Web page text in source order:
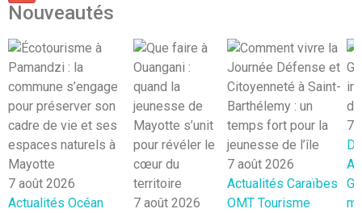
Nouveautés
7 août 2026
Actualités Océan
7 août 2026
7 août 2026
Actualités Caraïbes
OMT Tourisme
7